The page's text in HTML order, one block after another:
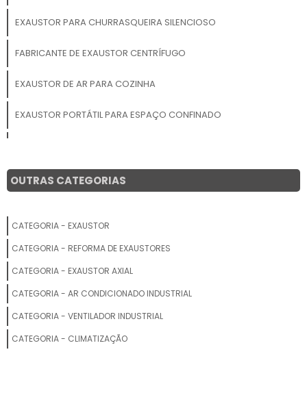
EXAUSTOR PARA CHURRASQUEIRA SILENCIOSO
FABRICANTE DE EXAUSTOR CENTRÍFUGO
EXAUSTOR DE AR PARA COZINHA
EXAUSTOR PORTÁTIL PARA ESPAÇO CONFINADO
EXAUSTOR PARA LABORATORIO
EXAUSTOR INDUSTRIAL PESADO
EXAUSTOR PARA CABINE DE PINTURA
OUTRAS CATEGORIAS
CATEGORIA - EXAUSTOR
CATEGORIA - REFORMA DE EXAUSTORES
CATEGORIA - EXAUSTOR AXIAL
CATEGORIA - AR CONDICIONADO INDUSTRIAL
CATEGORIA - VENTILADOR INDUSTRIAL
CATEGORIA - CLIMATIZAÇÃO